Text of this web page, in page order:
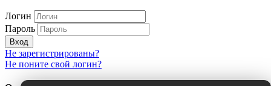
Логин
Пароль
Вход
Не зарегистрированы?
Не поните свой логин?